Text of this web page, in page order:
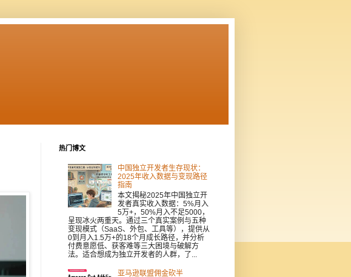
热门博文
中国独立开发者生存现状：
2025年收入数据与变现路径
指南
本文揭秘2025年中国独立开
发者真实收入数据：5%月入
5万+，50%月入不足5000，
呈现冰火两重天。通过三个真实案例与五种
变现模式（SaaS、外包、工具等），提供从
0到月入1.5万+的18个月成长路径，并分析
付费意愿低、获客难等三大困境与破解方
法。适合想成为独立开发者的人群，了...
亚马逊联盟佣金砍半